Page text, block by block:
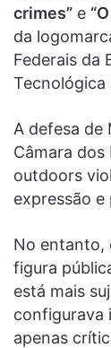
crimes” e
da
Federais da
Tecnológica
A defesa de
Câmara
outdoors
expressão
No entanto,
figura
está mais
configurava
apenas